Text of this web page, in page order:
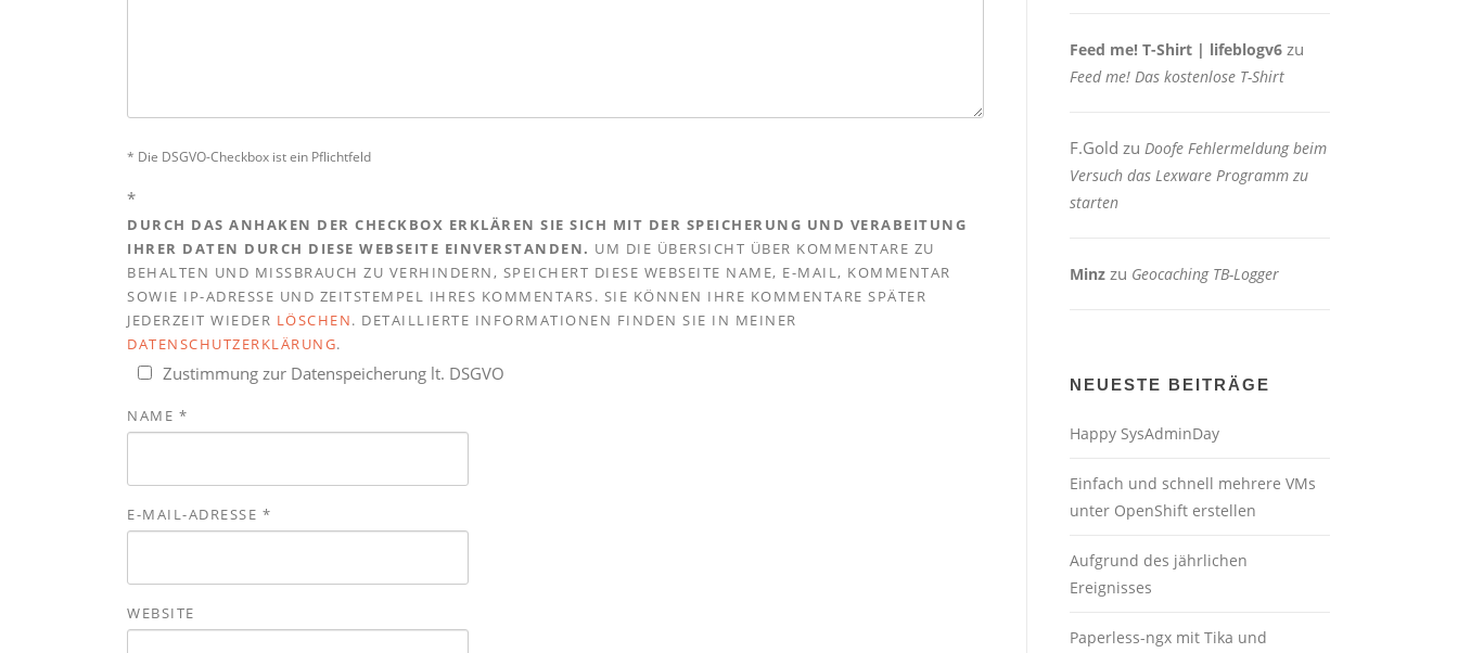
* Die DSGVO-Checkbox ist ein Pflichtfeld
*
DURCH DAS ANHAKEN DER CHECKBOX ERKLÄREN SIE SICH MIT DER SPEICHERUNG UND VERABEITUNG
IHRER DATEN DURCH DIESE WEBSEITE EINVERSTANDEN. UM DIE ÜBERSICHT ÜBER KOMMENTARE ZU
BEHALTEN UND MISSBRAUCH ZU VERHINDERN, SPEICHERT DIESE WEBSEITE NAME, E-MAIL, KOMMENTAR
SOWIE IP-ADRESSE UND ZEITSTEMPEL IHRES KOMMENTARS. SIE KÖNNEN IHRE KOMMENTARE SPÄTER
JEDERZEIT WIEDER LÖSCHEN. DETAILLIERTE INFORMATIONEN FINDEN SIE IN MEINER
DATENSCHUTZERKLÄRUNG.
Zustimmung zur Datenspeicherung lt. DSGVO
NAME *
E-MAIL-ADRESSE *
WEBSITE
Feed me! T-Shirt | lifeblogv6 zu
Feed me! Das kostenlose T-Shirt
F.Gold zu Doofe Fehlermeldung beim
Versuch das Lexware Programm zu
starten
Minz zu Geocaching TB-Logger
NEUESTE BEITRÄGE
Happy SysAdminDay
Einfach und schnell mehrere VMs
unter OpenShift erstellen
Aufgrund des jährlichen
Ereignisses
Paperless-ngx mit Tika und